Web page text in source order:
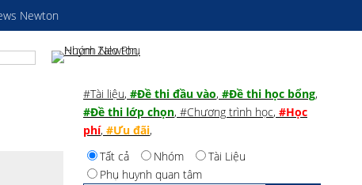
Newton
#Tài liệu, #Đề thi đầu vào, #Đề thi học bổng,
#Đề thi lớp chọn, #Chương trình học, #Học
phí, #Ưu đãi,
Tất cả
Nhóm
Tài Liệu
Phụ huynh quan tâm